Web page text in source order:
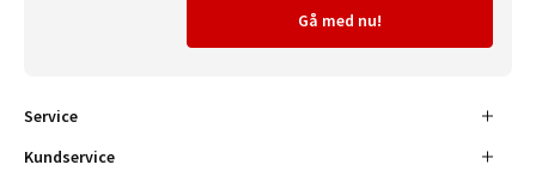
Gå med nu!
Service
Kundservice